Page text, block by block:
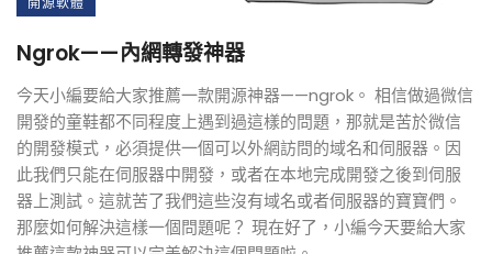
Ngrok——內網轉發神器
今天小編要給大家推薦一款開源神器——ngrok。 相信做過微信
開發的童鞋都不同程度上遇到過這樣的問題，那就是苦於微信
的開發模式，必須提供一個可以外網訪問的域名和伺服器。因
此我們只能在伺服器中開發，或者在本地完成開發之後到伺服
器上測試。這就苦了我們這些沒有域名或者伺服器的寶寶們。
那麼如何解決這樣一個問題呢？ 現在好了，小編今天要給大家